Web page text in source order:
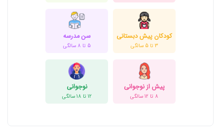
کودکان پیش دبستانی
3 تا 5 سالگی
سن مدرسه
5 تا 8 سالگی
پیش از نوجوانی
8 تا 12 سالگی
نوجوانی
12 تا 18 سالگی